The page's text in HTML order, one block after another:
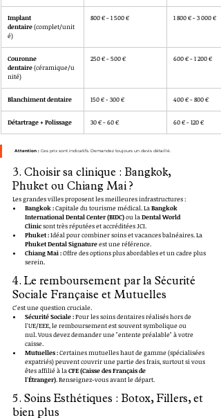
Implant
dentaire (complet/unit
é)
800 € - 1 500 € 1 800 € - 3 000 €
Couronne
dentaire (céramique/u
nité)
250 € - 500 € 600 € - 1 200 €
Blanchiment dentaire 150 € - 300 € 400 € - 800 €
Détartrage + Polissage 30 € - 60 € 60 € - 120 €
Attention : Ces prix sont indicatifs. Demandez toujours un devis détaillé.
3. Choisir sa clinique : Bangkok,
Phuket ou Chiang Mai ?
Les grandes villes proposent les meilleures infrastructures :
Bangkok : Capitale du tourisme médical. La Bangkok
International Dental Center (BIDC) ou la Dental World
Clinic sont très réputées et accréditées JCI.
Phuket : Idéal pour combiner soins et vacances balnéaires. La
Phuket Dental Signature est une référence.
Chiang Mai : Offre des options plus abordables et un cadre plus
serein.
4. Le remboursement par la Sécurité
Sociale Française et Mutuelles
C'est une question cruciale.
Sécurité Sociale : Pour les soins dentaires réalisés hors de
l'UE/EEE, le remboursement est souvent symbolique ou
nul. Vous devez demander une "entente préalable" à votre
caisse.
Mutuelles : Certaines mutuelles haut de gamme (spécialisées
expatriés) peuvent couvrir une partie des frais, surtout si vous
êtes affilié à la CFE (Caisse des Français de
l'Étranger). Renseignez-vous avant le départ.
5. Soins Esthétiques : Botox, Fillers, et
bien plus